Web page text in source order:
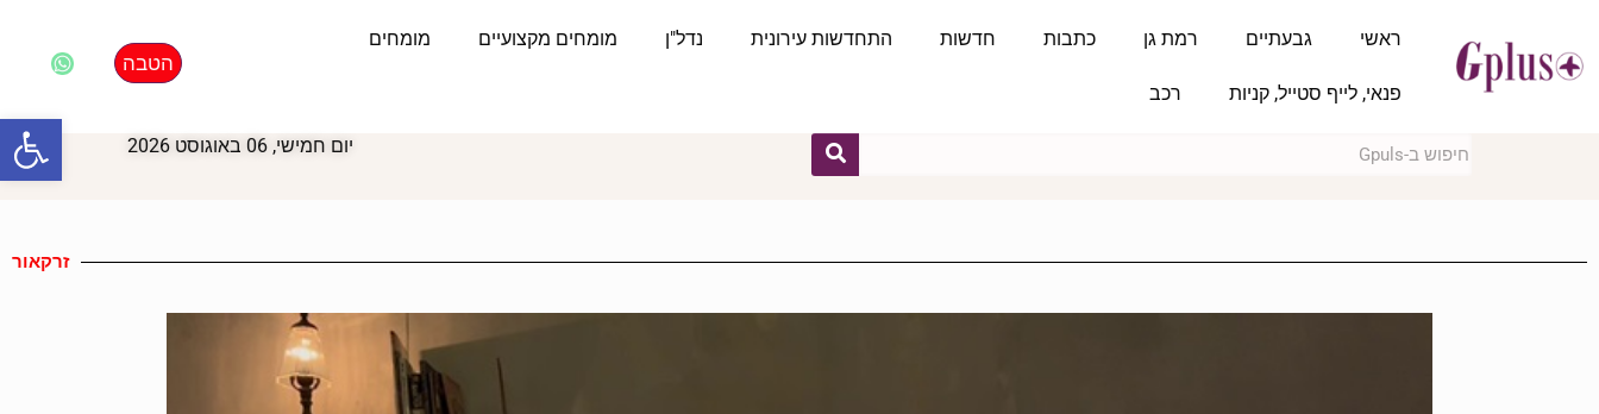
ראשי גבעתיים רמת גן כתבות חדשות התחדשות עירונית נדל"ן מומחים מקצועיים מומחים
פנאי, לייף סטייל, קניות רכב
הטבה
יום חמישי, 06 באוגוסט 2026
זרקאור
פתח